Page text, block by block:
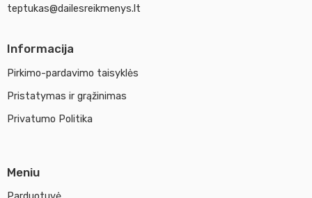
teptukas@dailesreikmenys.lt
Informacija
Pirkimo-pardavimo taisyklės
Pristatymas ir grąžinimas
Privatumo Politika
Meniu